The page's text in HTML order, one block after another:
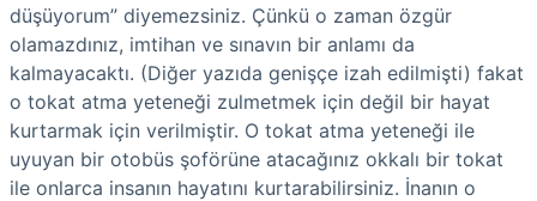
düşüyorum” diyemezsiniz. Çünkü o zaman özgür
olamazdınız, imtihan ve sınavın bir anlamı da
kalmayacaktı. (Diğer yazıda genişçe izah edilmişti) fakat
o tokat atma yeteneği zulmetmek için değil bir hayat
kurtarmak için verilmiştir. O tokat atma yeteneği ile
uyuyan bir otobüs şoförüne atacağınız okkalı bir tokat
ile onlarca insanın hayatını kurtarabilirsiniz. İnanın o